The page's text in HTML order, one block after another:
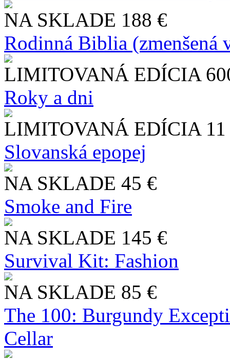
NA SKLADE 188 €
Rodinná Biblia (zmenšená
LIMITOVANÁ EDÍCIA
Roky a dni
LIMITOVANÁ EDÍCIA
Slo​vanská epopej
NA SKLADE 45 €
Smoke and Fire
NA SKLADE 145 €
Survival Kit: Fashion
NA SKLADE 85 €
The 100: Burgundy
Cellar